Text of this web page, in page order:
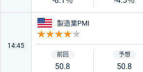
14:45
アメリカ
製造業PMI
50.8 50.8